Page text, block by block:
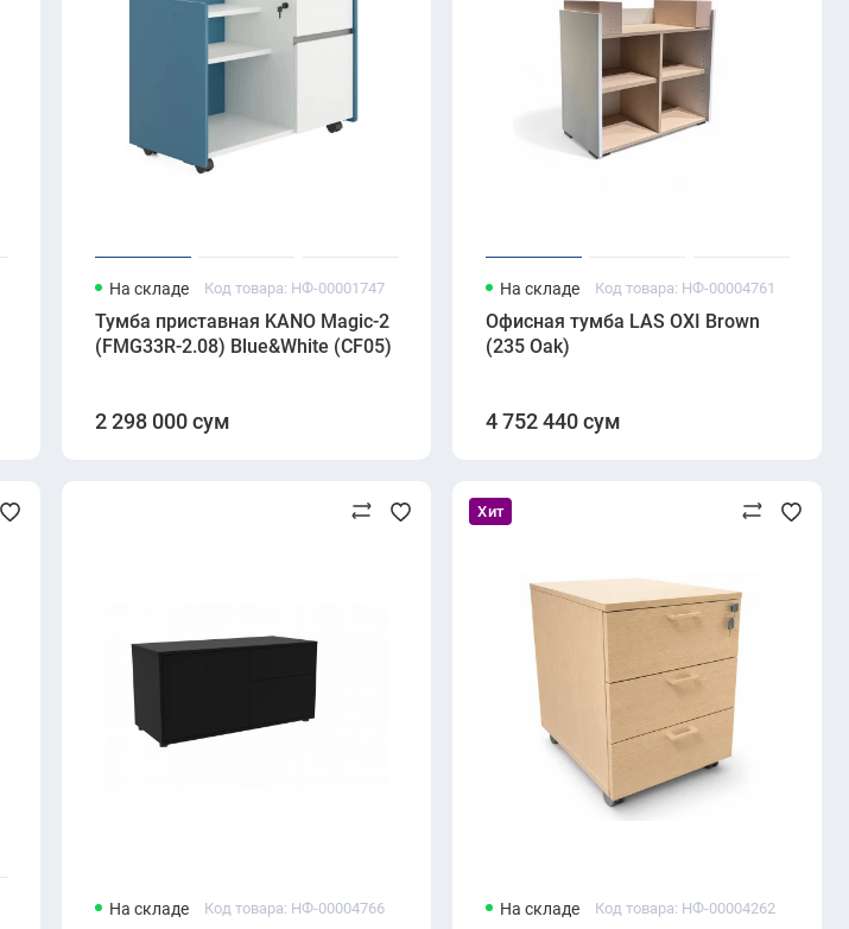
На складе Код товара: НФ-00001747
Тумба приставная KANO Magic-2
(FMG33R-2.08) Blue&White (CF05)
2 298 000 сум
На складе Код товара: НФ-00004761
Офисная тумба LAS OXI Brown
(235 Oak)
4 752 440 сум
На складе Код товара: НФ-00004766
Хит
На складе Код товара: НФ-00004262